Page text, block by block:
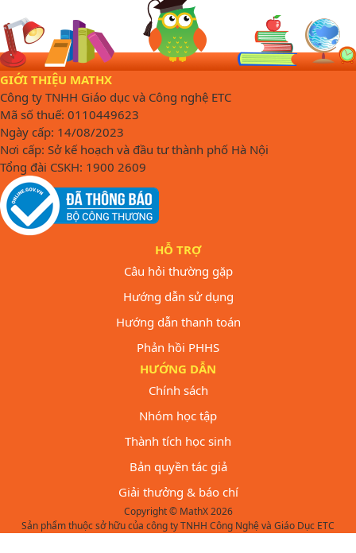
GIỚI THIỆU MATHX
Công ty TNHH Giáo dục và Công nghệ ETC
Mã số thuế: 0110449623
Ngày cấp: 14/08/2023
Nơi cấp: Sở kế hoạch và đầu tư thành phố Hà Nội
Tổng đài CSKH: 1900 2609
HỖ TRỢ
Câu hỏi thường gặp
Hướng dẫn sử dụng
Hướng dẫn thanh toán
Phản hồi PHHS
HƯỚNG DẪN
Chính sách
Nhóm học tập
Thành tích học sinh
Bản quyền tác giả
Giải thưởng & báo chí
Copyright © MathX 2026
Sản phẩm thuộc sở hữu của công ty TNHH Công Nghệ và Giáo Dục ETC